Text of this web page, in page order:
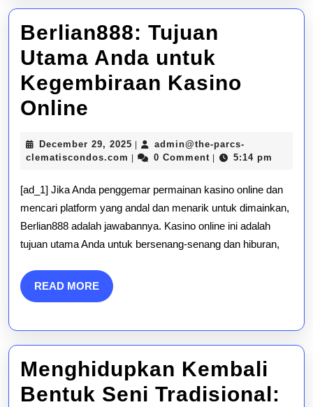
Berlian888: Tujuan
Utama Anda untuk
Kegembiraan Kasino
Online
Utama
Anda
untuk
Kegembiraan
Online
December 29, 2025 December
29,
admin@the-parcs-
clematiscondos.com admin@the-
clematiscondos.com
0 Comment 5:14 pm
[ad_1] Jika Anda penggemar permainan kasino online dan
mencari platform yang andal dan menarik untuk dimainkan,
Berlian888 adalah jawabannya. Kasino online ini adalah
tujuan utama Anda untuk bersenang-senang dan hiburan,
READ MOREREAD
MORE
Menghidupkan Kembali
Bentuk Seni Tradisional: